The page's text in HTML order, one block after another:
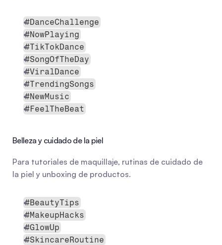
#DanceChallenge
#NowPlaying
#TikTokDance
#SongOfTheDay
#ViralDance
#TrendingSongs
#NewMusic
#FeelTheBeat
Belleza y cuidado de la piel
Para tutoriales de maquillaje, rutinas de cuidado de
la piel y unboxing de productos.
#BeautyTips
#MakeupHacks
#GlowUp
#SkincareRoutine